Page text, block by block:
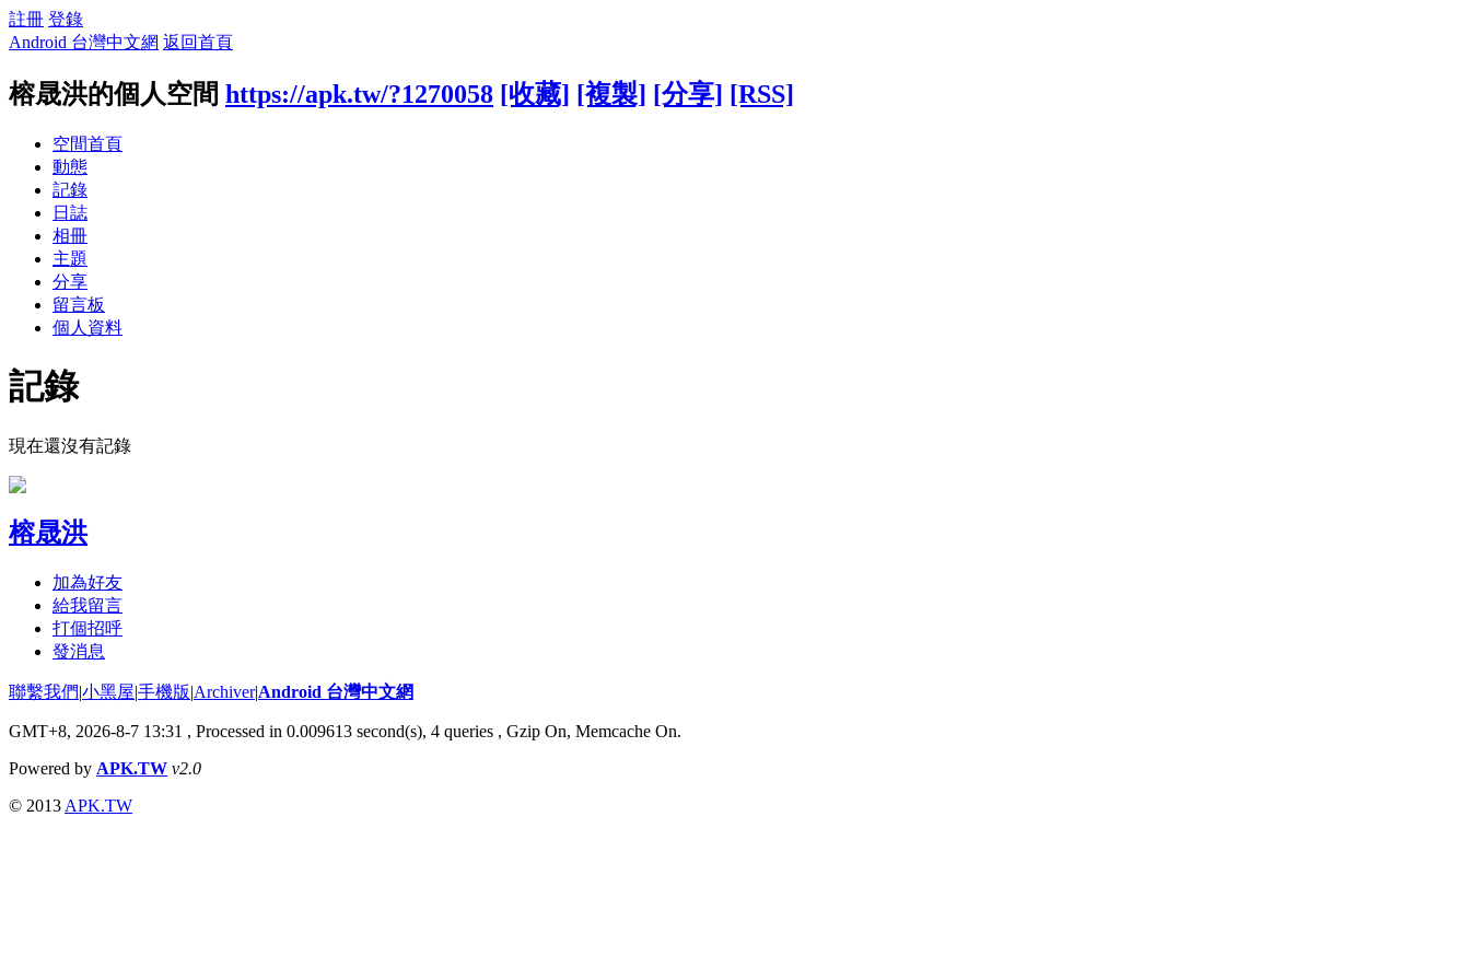
註冊 登錄
Android 台灣中文網 返回首頁
榕晟洪的個人空間 https://apk.tw/?1270058 [收藏] [複製] [分享] [RSS]
空間首頁
動態
記錄
日誌
相冊
主題
分享
留言板
個人資料
記錄
現在還沒有記錄
榕晟洪
加為好友
給我留言
打個招呼
發消息
聯繫我們|小黑屋|手機版|Archiver|Android 台灣中文網
GMT+8, 2026-8-7 13:31 , Processed in 0.009613 second(s), 4 queries , Gzip On, Memcache On.
Powered by APK.TW v2.0
© 2013 APK.TW